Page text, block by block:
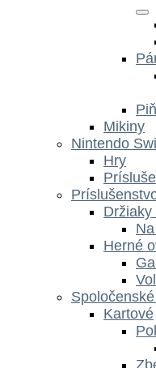
Mikiny
Nintendo
Hry
Herné
Kartové